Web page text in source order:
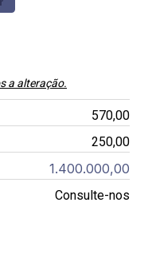
a alteração.
570,00
250,00
1.400.000,00
Consulte-nos